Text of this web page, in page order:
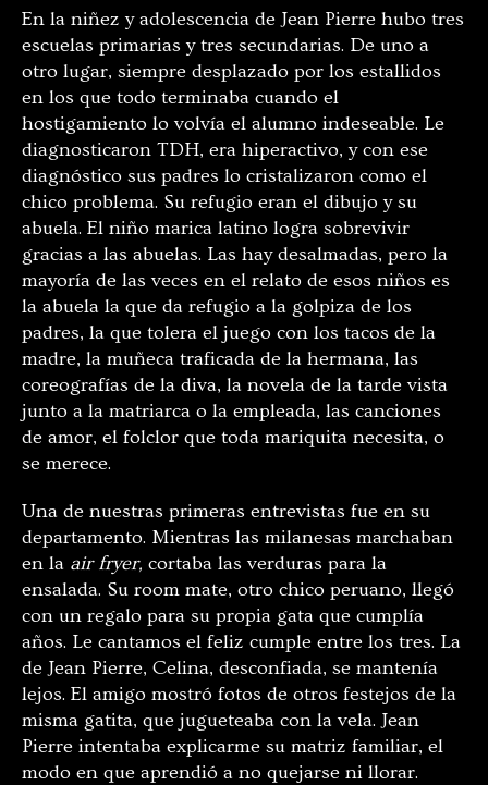
En la niñez y adolescencia de Jean Pierre hubo tres
escuelas primarias y tres secundarias. De uno a
otro lugar, siempre desplazado por los estallidos
en los que todo terminaba cuando el
hostigamiento lo volvía el alumno indeseable. Le
diagnosticaron TDH, era hiperactivo, y con ese
diagnóstico sus padres lo cristalizaron como el
chico problema. Su refugio eran el dibujo y su
abuela. El niño marica latino logra sobrevivir
gracias a las abuelas. Las hay desalmadas, pero la
mayoría de las veces en el relato de esos niños es
la abuela la que da refugio a la golpiza de los
padres, la que tolera el juego con los tacos de la
madre, la muñeca traficada de la hermana, las
coreografías de la diva, la novela de la tarde vista
junto a la matriarca o la empleada, las canciones
de amor, el folclor que toda mariquita necesita, o
se merece.
Una de nuestras primeras entrevistas fue en su
departamento. Mientras las milanesas marchaban
en la air fryer, cortaba las verduras para la
ensalada. Su room mate, otro chico peruano, llegó
con un regalo para su propia gata que cumplía
años. Le cantamos el feliz cumple entre los tres. La
de Jean Pierre, Celina, desconfiada, se mantenía
lejos. El amigo mostró fotos de otros festejos de la
misma gatita, que jugueteaba con la vela. Jean
Pierre intentaba explicarme su matriz familiar, el
modo en que aprendió a no quejarse ni llorar.